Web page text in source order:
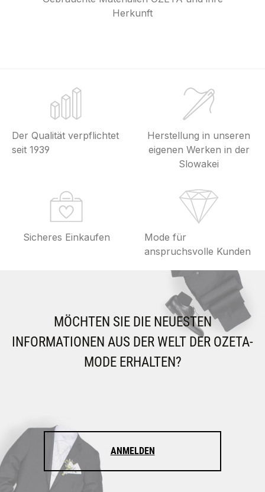
Herkunft
Der Qualität verpflichtet
seit 1939
Herstellung in unseren
eigenen Werken in der
Slowakei
Sicheres Einkaufen
Mode für
anspruchsvolle Kunden
MÖCHTEN SIE DIE NEUESTEN
INFORMATIONEN AUS DER WELT DER OZETA-
MODE ERHALTEN?
ANMELDEN